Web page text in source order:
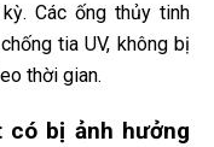
Các ống thủy tinh
tia UV, không bị
thời gian.
có bị ảnh hưởng